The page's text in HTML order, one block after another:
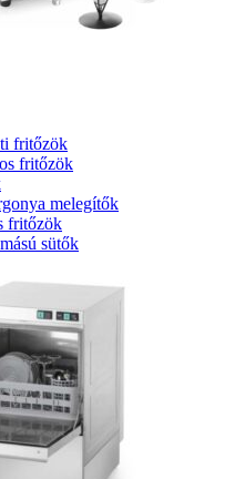
fritőzök
fritőzök
melegítők
fritőzök
sütők